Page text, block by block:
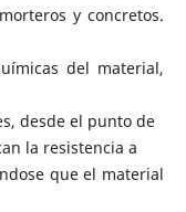
y concretos.
del material,
desde el punto de
la resistencia a
que el material